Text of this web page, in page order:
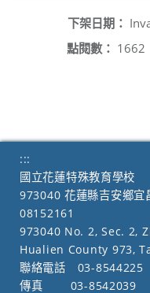
下架日期：
點閱數： 1662
:::
國立花蓮特殊教育學校
973040 花蓮縣吉安鄉宜
08152161
973040 No. 2, Sec. 2,
Hualien County 973,
聯絡電話
03-8544225
傳真
03-8542039